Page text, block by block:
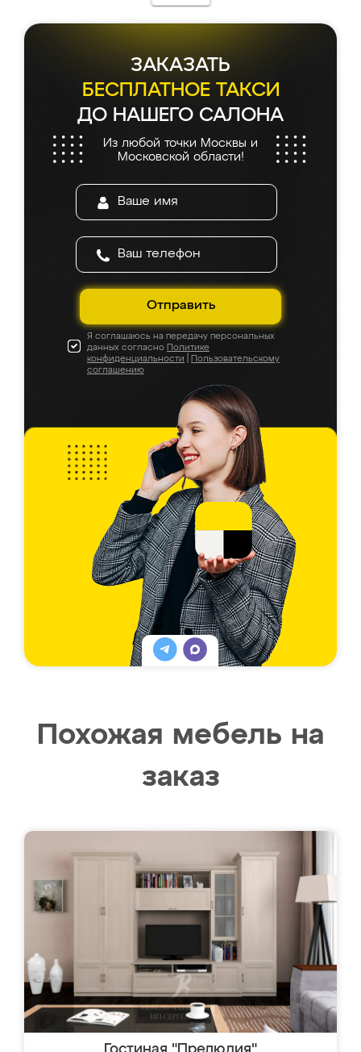
ЗАКАЗАТЬ
БЕСПЛАТНОЕ ТАКСИ
ДО НАШЕГО САЛОНА
Из любой точки Москвы и
Московской области!
Отправить
Я соглашаюсь на передачу персональных
данных согласно Политике
конфиденциальности
Пользовательскому
соглашению
Похожая мебель на
заказ